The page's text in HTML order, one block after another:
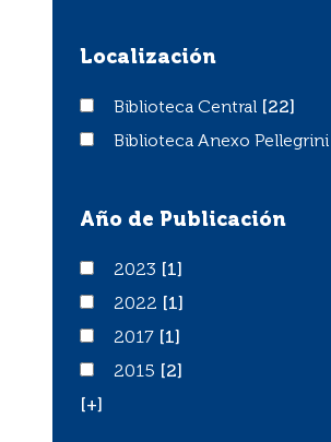
Localización
Biblioteca Central
Biblioteca Central
[22]
Biblioteca Anexo Pellegrini
Biblioteca Anexo Pellegrini
Año de Publicación
20232023
[1]
20222022
[1]
20172017
[1]
20152015
[2]
[+]